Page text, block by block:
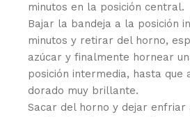
minutos en la posición central.
Bajar la bandeja a la posición
minutos y retirar del horno,
azúcar y finalmente hornear
posición intermedia, hasta que
dorado muy brillante.
Sacar del horno y dejar